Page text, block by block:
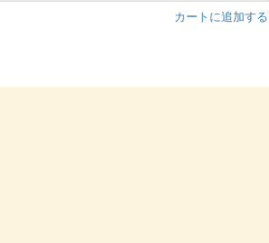
カートに追加する